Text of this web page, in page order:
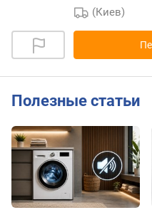
(Киев)
Полезные статьи